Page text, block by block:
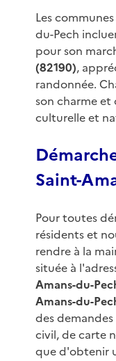
Les
du-Pech
pour son
(82190),
randonnée.
son charme et
culturelle et
Saint-
Pour toutes
résidents et
rendre à la
située à
Amans-du-
Amans-du-
des
civil, de carte
que d'obtenir